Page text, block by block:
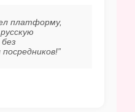
платформу,